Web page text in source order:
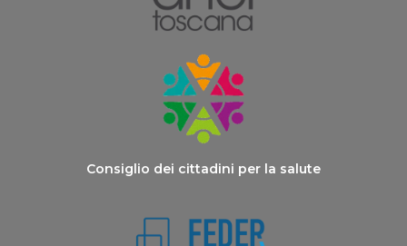
Consiglio dei cittadini per la salute